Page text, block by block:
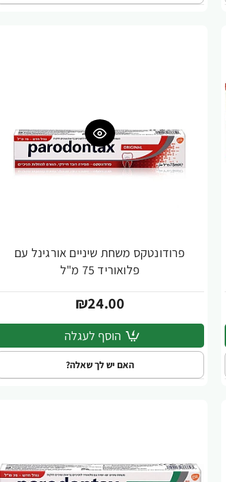
פרודונטקס משחת שיניים אורגינל עם
פלואוריד 75 מ"ל
₪24.00
הוסף לעגלה
האם יש לך שאלה?